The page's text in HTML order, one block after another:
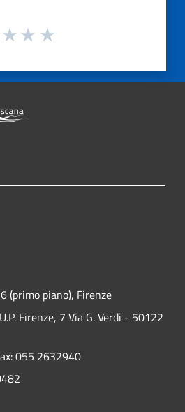
(primo piano), Firenze
Firenze, 7 Via G. Verdi - 50122
055 2632940